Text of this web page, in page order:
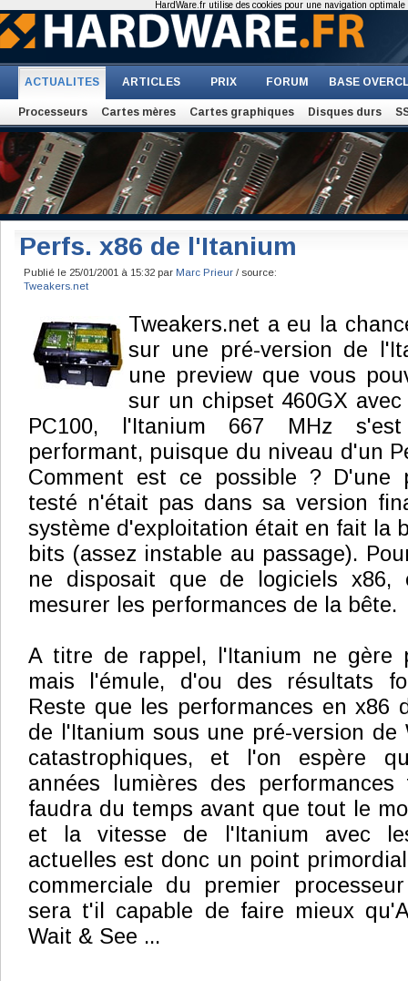
ACTUALITES ARTICLES PRIX FORUM BASE
Processeurs Cartes mères Cartes graphiques Disques durs
Perfs. x86 de l'Itanium
Publié le 25/01/2001 à 15:32 par Marc Prieur / source:
Tweakers.net
Tweakers.net a eu la
sur une pré-version de
une preview que vous
sur un chipset 460GX
PC100, l'Itanium 667 MHz
performant, puisque du niveau d'un
Comment est ce possible ? D'une
testé n'était pas dans sa version
système d'exploitation était en fait la
bits (assez instable au passage).
ne disposait que de logiciels x86,
mesurer les performances de la bête.
A titre de rappel, l'Itanium ne gère
mais l'émule, d'ou des résultats
Reste que les performances en x86
de l'Itanium sous une pré-version de
catastrophiques, et l'on espère
années lumières des
faudra du temps avant que tout le
et la vitesse de l'Itanium avec
actuelles est donc un point
commerciale du premier
sera t'il capable de faire mieux
Wait & See ...
HardWare.fr utilise des cookies pour une navigation